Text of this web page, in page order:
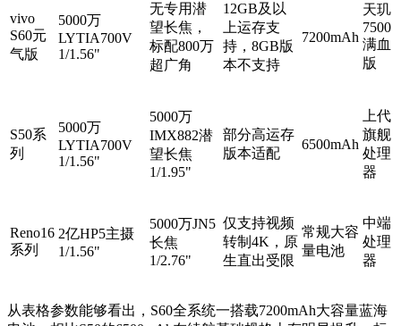
vivo
S60元
气版
5000万
LYTIA700V
1/1.56"
无专用潜
望长焦，
标配800万
超广角
12GB及以
上运存支
持，8GB版
本不支持
7200mAh
天玑
7500
满血
版
S50系
列
5000万
LYTIA700V
1/1.56"
5000万
IMX882潜
望长焦
1/1.95"
部分高运存
版本适配
6500mAh
上代
旗舰
处理
器
Reno16
系列
2亿HP5主摄
1/1.56"
5000万JN5
长焦
1/2.76"
仅支持视频
转制4K，原
生直出受限
常规大容
量电池
中端
处理
器
从表格参数能够看出，S60全系统一搭载7200mAh大容量蓝海